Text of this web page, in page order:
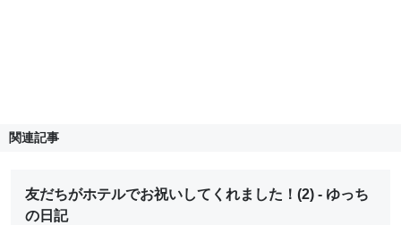
関連記事
友だちがホテルでお祝いしてくれました！(2) - ゆっち
の日記